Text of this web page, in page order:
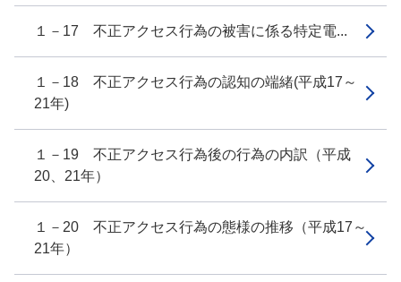
１－17 不正アクセス行為の被害に係る特定電...
１－18 不正アクセス行為の認知の端緒(平成17～
21年)
１－19 不正アクセス行為後の行為の内訳（平成
20、21年）
１－20 不正アクセス行為の態様の推移（平成17～
21年）